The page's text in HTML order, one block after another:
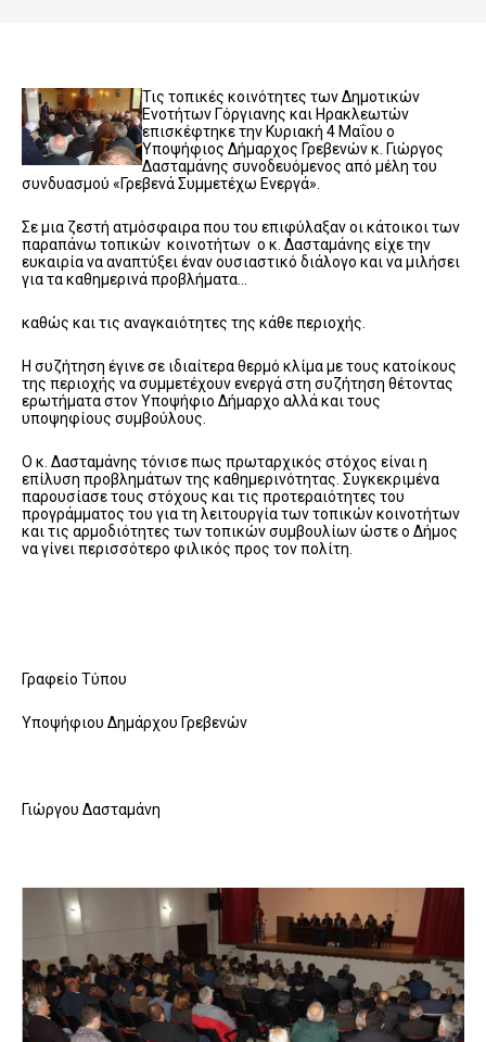
Τις τοπικές κοινότητες των Δημοτικών
Ενοτήτων Γόργιανης και Ηρακλεωτών
επισκέφτηκε την Κυριακή 4 Μαΐου ο
Υποψήφιος Δήμαρχος Γρεβενών κ. Γιώργος
Δασταμάνης συνοδευόμενος από μέλη του
συνδυασμού «Γρεβενά Συμμετέχω Ενεργά».
Σε μια ζεστή ατμόσφαιρα που του επιφύλαξαν οι κάτοικοι των
παραπάνω τοπικών κοινοτήτων ο κ. Δασταμάνης είχε την
ευκαιρία να αναπτύξει έναν ουσιαστικό διάλογο και να μιλήσει
για τα καθημερινά προβλήματα…
καθώς και τις αναγκαιότητες της κάθε περιοχής.
Η συζήτηση έγινε σε ιδιαίτερα θερμό κλίμα με τους κατοίκους
της περιοχής να συμμετέχουν ενεργά στη συζήτηση θέτοντας
ερωτήματα στον Υποψήφιο Δήμαρχο αλλά και τους
υποψηφίους συμβούλους.
Ο κ. Δασταμάνης τόνισε πως πρωταρχικός στόχος είναι η
επίλυση προβλημάτων της καθημερινότητας. Συγκεκριμένα
παρουσίασε τους στόχους και τις προτεραιότητες του
προγράμματος του για τη λειτουργία των τοπικών κοινοτήτων
και τις αρμοδιότητες των τοπικών συμβουλίων ώστε ο Δήμος
να γίνει περισσότερο φιλικός προς τον πολίτη.
Γραφείο Τύπου
Υποψήφιου Δημάρχου Γρεβενών
Γιώργου Δασταμάνη